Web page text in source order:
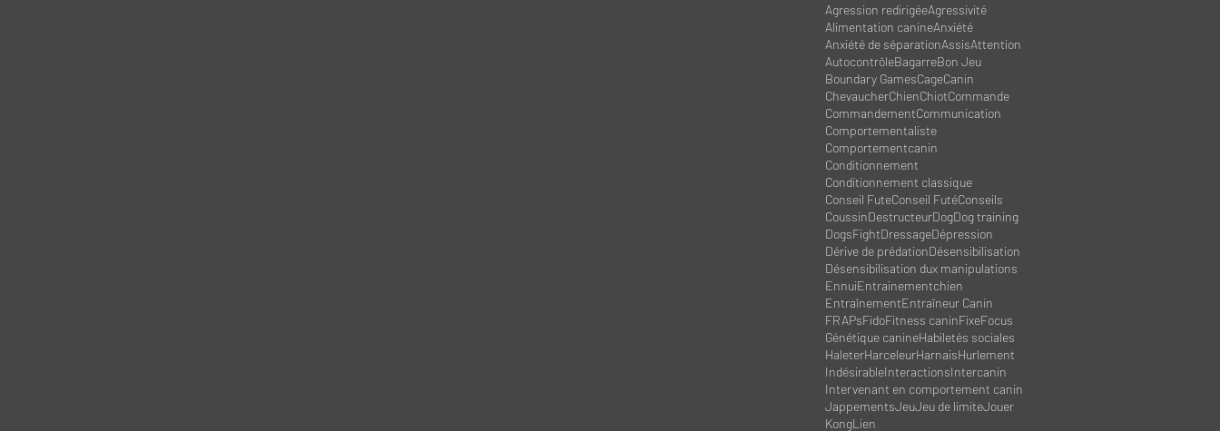
Agression redirigéeAgressivité
Alimentation canineAnxiété
Anxiété de séparationAssisAttention
AutocontrôleBagarreBon Jeu
Boundary GamesCageCanin
ChevaucherChienChiotCommande
CommandementCommunication
Comportementaliste
Comportementcanin
Conditionnement
Conditionnement classique
Conseil FuteConseil FutéConseils
CoussinDestructeurDogDog training
DogsFightDressageDépression
Dérive de prédationDésensibilisation
Désensibilisation dux manipulations
EnnuiEntrainementchien
EntraînementEntraîneur Canin
FRAPsFidoFitness caninFixeFocus
Génétique canineHabiletés sociales
HaleterHarceleurHarnaisHurlement
IndésirableInteractionsIntercanin
Intervenant en comportement canin
JappementsJeuJeu de limiteJouer
KongLien